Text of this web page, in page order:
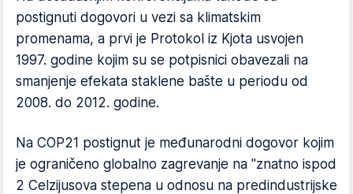
postignuti dogovori u vezi sa klimatskim
promenama, a prvi je Protokol iz Kjota usvojen
1997. godine kojim su se potpisnici obavezali na
smanjenje efekata staklene bašte u periodu od
2008. do 2012. godine.
Na COP21 postignut je međunarodni dogovor kojim
je ograničeno globalno zagrevanje na "znatno ispod
2 Celzijusova stepena u odnosu na predindustrijske